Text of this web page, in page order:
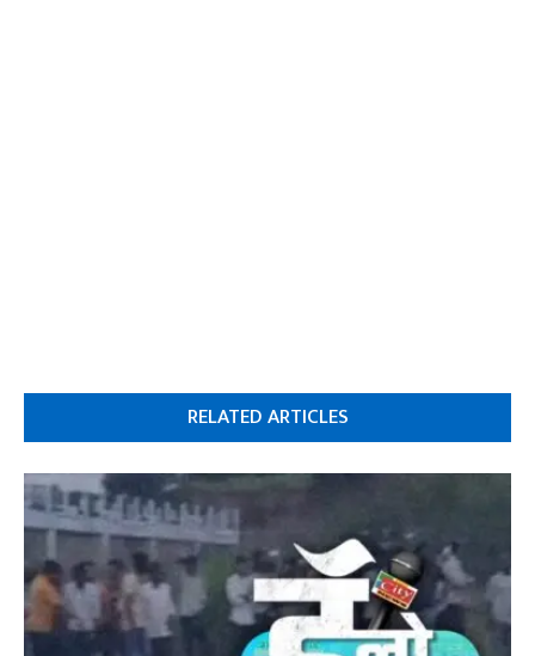
RELATED ARTICLES